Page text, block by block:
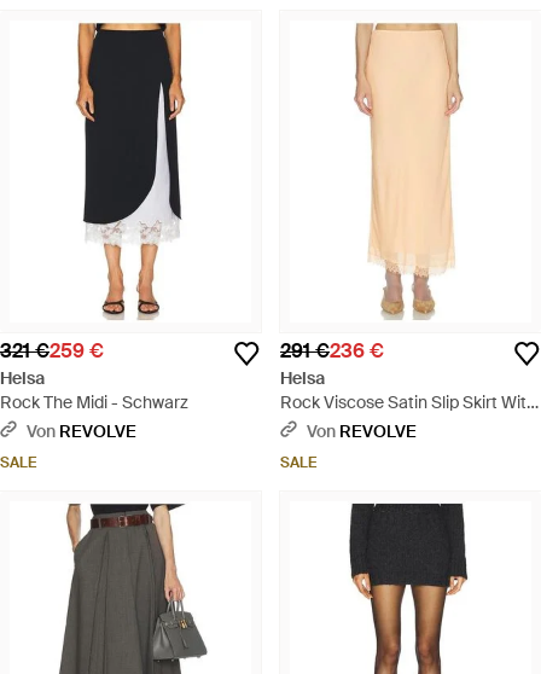
321 €259 €
Helsa
Rock The Midi - Schwarz
Von REVOLVE
SALE
291 €236 €
Helsa
Rock Viscose Satin Slip Skirt With
Lace - Weiß
Von REVOLVE
SALE